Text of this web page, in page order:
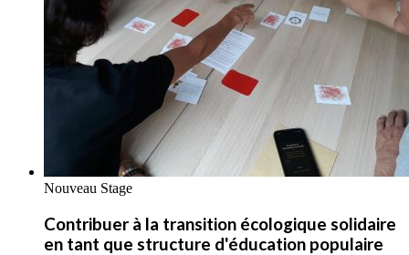
Nouveau Stage
Contribuer à la transition écologique solidaire
en tant que structure d'éducation populaire